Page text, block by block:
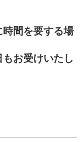
時間を要する場
お受けいたし